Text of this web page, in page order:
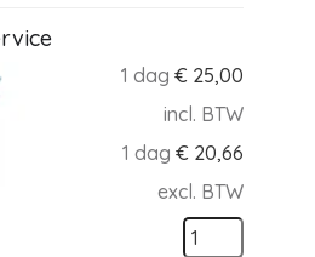
1 dag € 25,00
incl. BTW
1 dag € 20,66
excl. BTW